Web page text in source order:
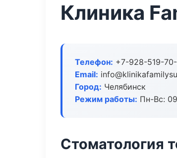
Клиника
Телефон: +7-928-519-
Email:
Город: Челябинск
Режим работы: Пн-Вс:
Стоматология